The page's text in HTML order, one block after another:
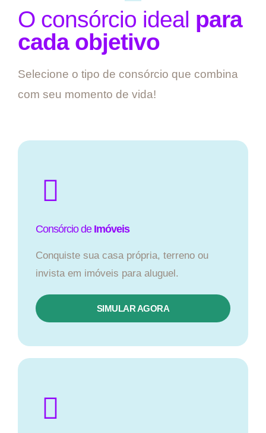
O consórcio ideal para
cada objetivo
Selecione o tipo de consórcio que combina
com seu momento de vida!
Consórcio de Imóveis
Conquiste sua casa própria, terreno ou
invista em imóveis para aluguel.
SIMULAR AGORA​